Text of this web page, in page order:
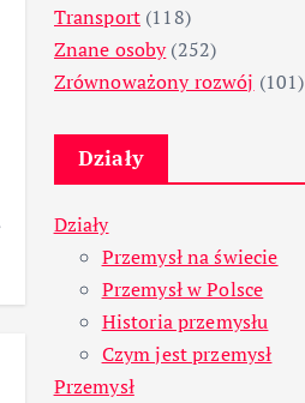
Transport (118)
Znane osoby(252)
Zrównoważony rozwój (101)
Działy
Działy
Przemysł na świecie
Przemysł w Polsce
Historia przemysłu
Czym jest przemysł
Przemysł